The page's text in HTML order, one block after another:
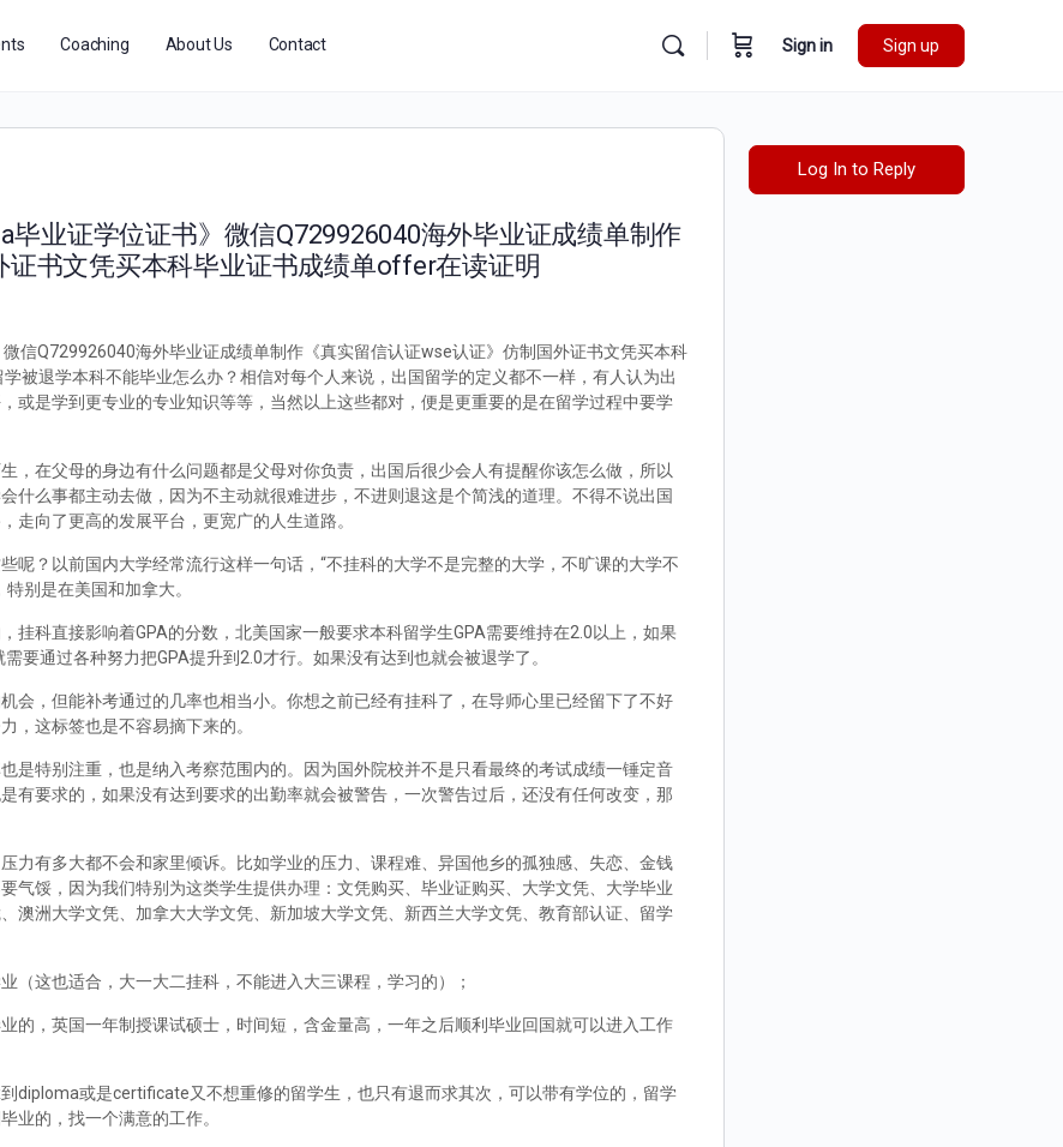
Coaching About Us Contact Sign in Sign up
业证学位证书》微信Q729926040海外毕业证成绩单制作
证书文凭买本科毕业证书成绩单offer在读证明
信Q729926040海外毕业证成绩单制作《真实留信认证wse认证》仿制国外证书文凭买本科
被退学本科不能毕业怎么办？相信对每个人来说，出国留学的定义都不一样，有人认为出
或是学到更专业的专业知识等等，当然以上这些都对，便是更重要的是在留学过程中要学
，在父母的身边有什么问题都是父母对你负责，出国后很少会人有提醒你该怎么做，所以
什么事都主动去做，因为不主动就很难进步，不进则退这是个简浅的道理。不得不说出国
走向了更高的发展平台，更宽广的人生道路。
呢？以前国内大学经常流行这样一句话，“不挂科的大学不是完整的大学，不旷课的大学不
别是在美国和加拿大。
挂科直接影响着GPA的分数，北美国家一般要求本科留学生GPA需要维持在2.0以上，如果
要通过各种努力把GPA提升到2.0才行。如果没有达到也就会被退学了。
会，但能补考通过的几率也相当小。你想之前已经有挂科了，在导师心里已经留下了不好
，这标签也是不容易摘下来的。
是特别注重，也是纳入考察范围内的。因为国外院校并不是只看最终的考试成绩一锤定音
有要求的，如果没有达到要求的出勤率就会被警告，一次警告过后，还没有任何改变，那
力有多大都不会和家里倾诉。比如学业的压力、课程难、异国他乡的孤独感、失恋、金钱
气馁，因为我们特别为这类学生提供办理：文凭购买、毕业证购买、大学文凭、大学毕业
澳洲大学文凭、加拿大大学文凭、新加坡大学文凭、新西兰大学文凭、教育部认证、留学
（这也适合，大一大二挂科，不能进入大三课程，学习的）；
的，英国一年制授课试硕士，时间短，含金量高，一年之后顺利毕业回国就可以进入工作
diploma或是certificate又不想重修的留学生，也只有退而求其次，可以带有学位的，留学
业的，找一个满意的工作。
Log In to Reply